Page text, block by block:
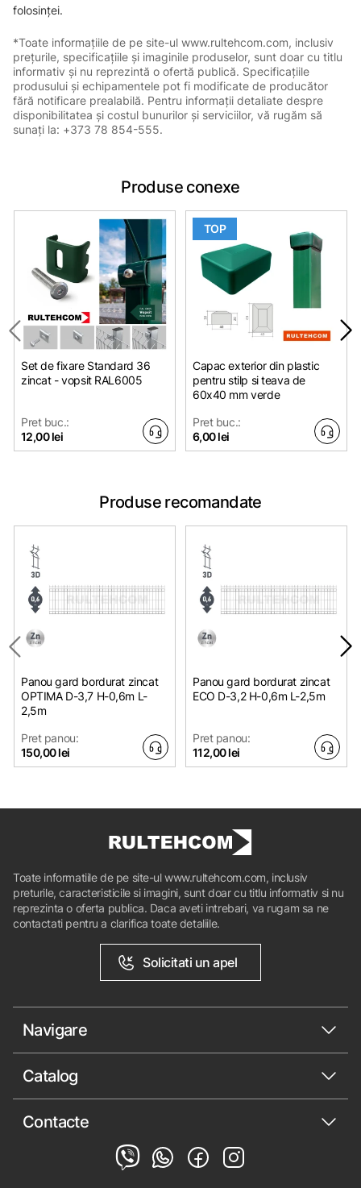
folosinței.
*Toate informațiile de pe site-ul www.rultehcom.com, inclusiv
prețurile, specificațiile și imaginile produselor, sunt doar cu titlu
informativ și nu reprezintă o ofertă publică. Specificațiile
produsului și echipamentele pot fi modificate de producător
fără notificare prealabilă. Pentru informații detaliate despre
disponibilitatea și costul bunurilor și serviciilor, vă rugăm să
sunați la: +373 78 854-555.
Produse conexe
Set de fixare Standard 36
zincat - vopsit RAL6005
Pret buc.:
12,00 lei
TOP
Capac exterior din plastic
pentru stilp si teava de
60x40 mm verde
Pret buc.:
6,00 lei
Produse recomandate
Panou gard bordurat zincat
OPTIMA D-3,7 H-0,6m L-
2,5m
Pret panou:
150,00 lei
Panou gard bordurat zincat
ЕСО D-3,2 H-0,6m L-2,5m
Pret panou:
112,00 lei
Toate informatiile de pe site-ul www.rultehcom.com, inclusiv
preturile, caracteristicile si imagini, sunt doar cu titlu informativ si nu
reprezinta o oferta publica. Daca aveti intrebari, va rugam sa ne
contactati pentru a clarifica toate detaliile.
Solicitati un apel
Navigare
Catalog
Contacte